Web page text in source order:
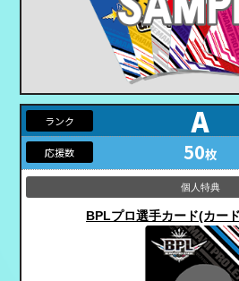
A
50枚
BPLプロ選手カード(カー